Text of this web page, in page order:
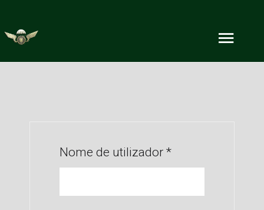
Nome de utilizador *